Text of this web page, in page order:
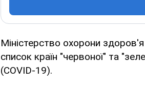
Міністерство охорони
список країн "червоної" та
(COVID-19).